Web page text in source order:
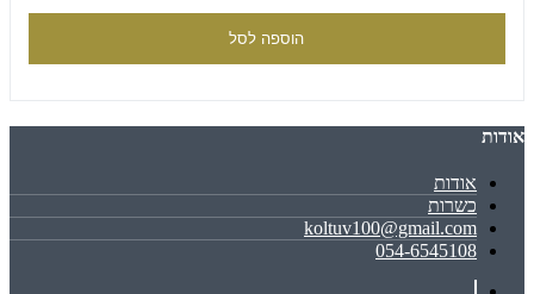
הוספה לסל
אודות
אודות
כשרות
koltuv100@gmail.com
054-6545108